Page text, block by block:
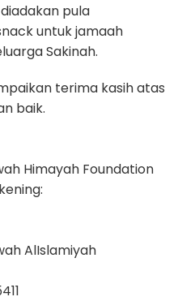
pula
untuk jamaah
Sakinah.
terima kasih atas
baik.
Himayah Foundation
AlIslamiyah